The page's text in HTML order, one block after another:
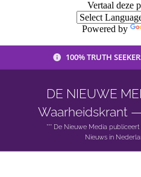
Vertaal deze
Powered by
100% TRUTH
DE NIEUWE
Waarheidskrant
*** De Nieuwe Media
Nieuws in